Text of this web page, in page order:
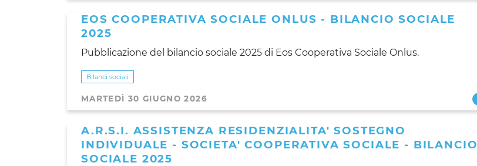
EOS COOPERATIVA SOCIALE ONLUS - BILANCIO SOCIALE
2025
Pubblicazione del bilancio sociale 2025 di Eos Cooperativa Sociale Onlus.
Bilanci sociali
MARTEDÌ 30 GIUGNO 2026
A.R.S.I. ASSISTENZA RESIDENZIALITA' SOSTEGNO
INDIVIDUALE - SOCIETA' COOPERATIVA SOCIALE - BILANCIO
SOCIALE 2025